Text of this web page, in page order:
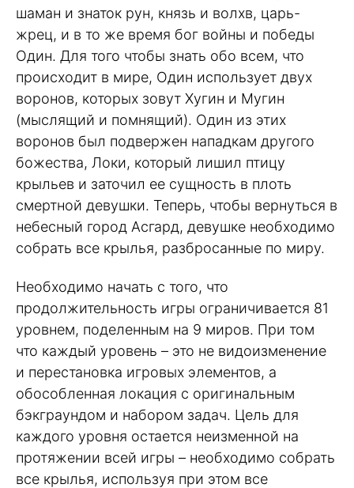
шаман и знаток рун, князь и волхв, царь-
жрец, и в то же время бог войны и победы
Один. Для того чтобы знать обо всем, что
происходит в мире, Один использует двух
воронов, которых зовут Хугин и Мугин
(мыслящий и помнящий). Один из этих
воронов был подвержен нападкам другого
божества, Локи, который лишил птицу
крыльев и заточил ее сущность в плоть
смертной девушки. Теперь, чтобы вернуться в
небесный город Асгард, девушке необходимо
собрать все крылья, разбросанные по миру.
Необходимо начать с того, что
продолжительность игры ограничивается 81
уровнем, поделенным на 9 миров. При том
что каждый уровень – это не видоизменение
и перестановка игровых элементов, а
обособленная локация с оригинальным
бэкграундом и набором задач. Цель для
каждого уровня остается неизменной на
протяжении всей игры – необходимо собрать
все крылья, используя при этом все